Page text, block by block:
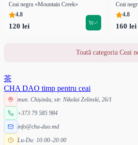
Ceai negru «Mountain Creek»
4.8
120 lei
Ceai
4.8
160 lei
Toată categoria Ceai
茶
CHA DAO timp pentru ceai
mun. Chișinău, str. Nikolai Zelinski, 26/1
+373 79 585 984
info@cha-dao.md
Lu-Du: 10:00–20:00